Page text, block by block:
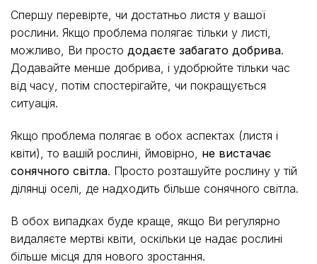
Спершу перевірте, чи достатньо листя у вашої
рослини. Якщо проблема полягає тільки у листі,
можливо, Ви просто додаєте забагато добрива.
Додавайте менше добрива, і удобрюйте тільки час
від часу, потім спостерігайте, чи покращується
ситуація.
Якщо проблема полягає в обох аспектах (листя і
квіти), то вашій рослині, ймовірно, не вистачає
сонячного світла. Просто розташуйте рослину у тій
ділянці оселі, де надходить більше сонячного світла.
В обох випадках буде краще, якщо Ви регулярно
видаляєте мертві квіти, оскільки це надає рослині
більше місця для нового зростання.